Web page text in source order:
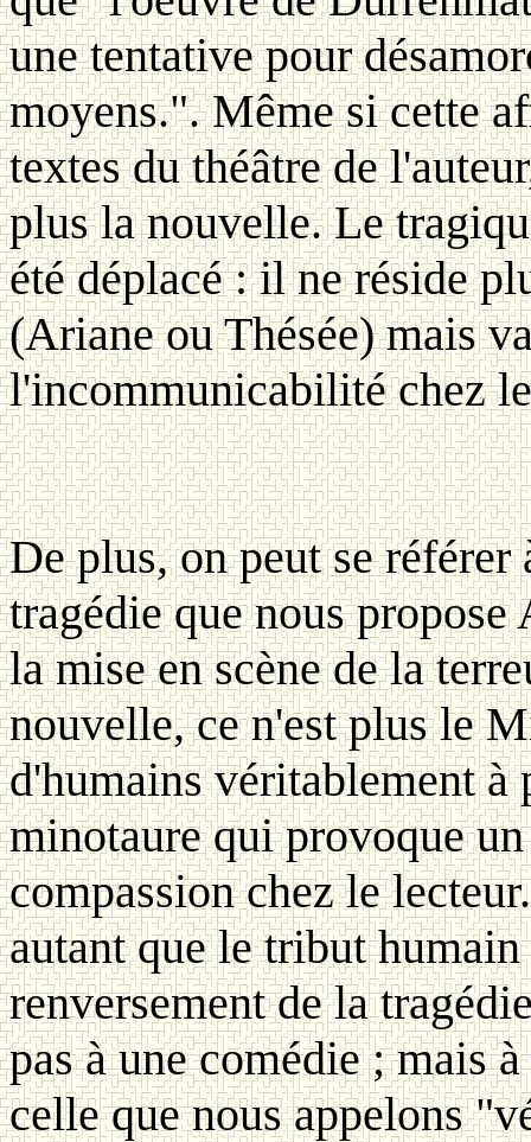
une tentative pour
moyens.". Même si cette
textes du théâtre de
plus la nouvelle. Le
été déplacé : il ne réside
(Ariane ou Thésée) mais
l'incommunicabilité chez
De plus, on peut se
tragédie que nous
la mise en scène de la
nouvelle, ce n'est plus le
d'humains véritablement à
minotaure qui provoque
compassion chez le
autant que le tribut
renversement de la
pas à une comédie ; mais
celle que nous appelons